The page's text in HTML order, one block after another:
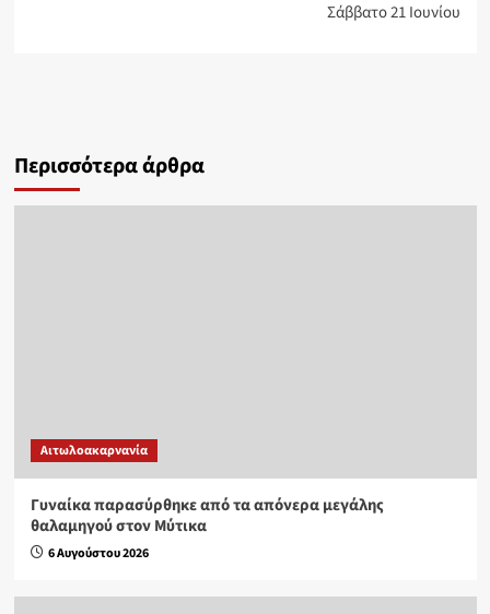
Σάββατο 21 Ιουνίου
Περισσότερα άρθρα
Αιτωλοακαρνανία
Γυναίκα παρασύρθηκε από τα απόνερα μεγάλης
θαλαμηγού στον Μύτικα
6 Αυγούστου 2026